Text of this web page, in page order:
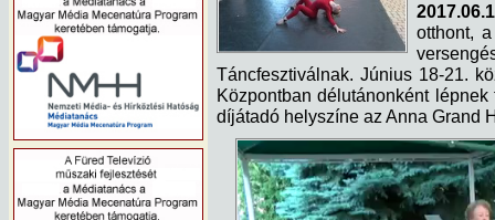
otthont,
Táncfesztiválnak. Június 18-21.
Központban délutánonként
díjátadó helyszíne az Anna Grand